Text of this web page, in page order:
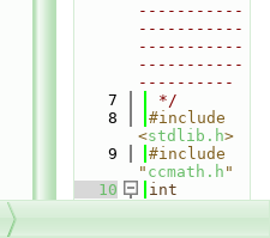
-----------
-----------
-----------
-----------
----------
    7
*/
    8
#include
<stdlib.h>
    9
#include
" ccmath.h "
   10
int